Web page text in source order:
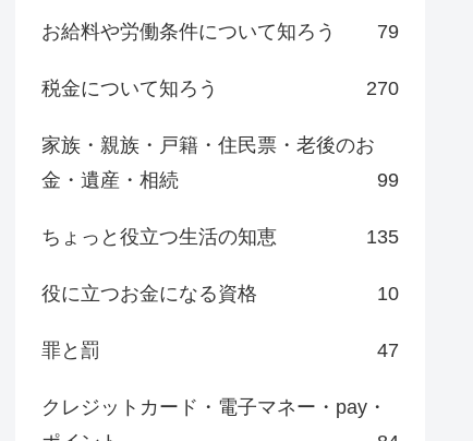
お給料や労働条件について知ろう 79
税金について知ろう 270
家族・親族・戸籍・住民票・老後のお
金・遺産・相続
99
ちょっと役立つ生活の知恵 135
役に立つお金になる資格 10
罪と罰 47
クレジットカード・電子マネー・pay・